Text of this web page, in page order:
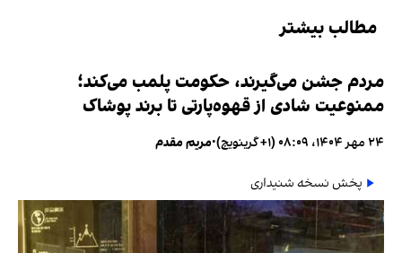
مطالب بیشتر
مردم جشن می‌گیرند، حکومت پلمب می‌کند؛
ممنوعیت شادی از قهوه‌پارتی تا برند پوشاک
۲۴ مهر ۱۴۰۴، ۰۸:۰۹ (‎+۱ گرینویچ) •مریم مقدم
پخش نسخه شنیداری